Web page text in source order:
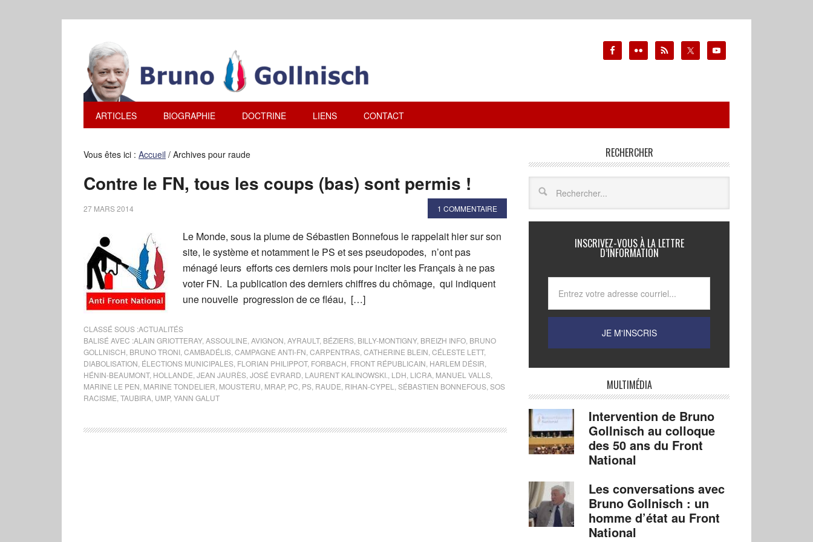
ARTICLES BIOGRAPHIE DOCTRINE LIENS CONTACT
Vous êtes ici : Accueil / Archives pour raude
Contre le FN, tous les coups (bas) sont permis !
27 MARS 2014 1 COMMENTAIRE
Le Monde, sous la plume de Sébastien Bonnefous le rappelait hier sur son
site, le système et notamment le PS et ses pseudopodes, n’ont pas
ménagé leurs efforts ces derniers mois pour inciter les Français à ne pas
voter FN. La publication des derniers chiffres du chômage, qui indiquent
une nouvelle progression de ce fléau, […]
CLASSÉ SOUS :ACTUALITÉS
BALISÉ AVEC :ALAIN GRIOTTERAY, ASSOULINE AVIGNON AYRAULT, BÉZIERS BILLY-MONTIGNY, BREIZH INFO BRUNO
GOLLNISCH BRUNO TRONI CAMBADÉLIS CAMPAGNE ANTI-FN CARPENTRAS CATHERINE BLEIN CÉLESTE LETT,
DIABOLISATION ÉLECTIONS MUNICIPALES FLORIAN PHILIPPOT, FORBACH FRONT RÉPUBLICAIN HARLEM DÉSIR
HÉNIN-BEAUMONT, HOLLANDE JEAN JAURÈS JOSÉ EVRARD LAURENT KALINOWSKI. LDH LICRA MANUEL VALLS
MARINE LE PEN MARINE TONDELIER MOUSTERU MRAP, PC PS RAUDE RIHAN-CYPEL SÉBASTIEN BONNEFOUS SOS
RACISME TAUBIRA UMP, YANN GALUT
RECHERCHER
INSCRIVEZ-VOUS À LA LETTRE
D’INFORMATION
MULTIMÉDIA
Intervention de Bruno
Gollnisch au colloque
des 50 ans du Front
National
Les conversations avec
Bruno Gollnisch : un
homme d’état au Front
National